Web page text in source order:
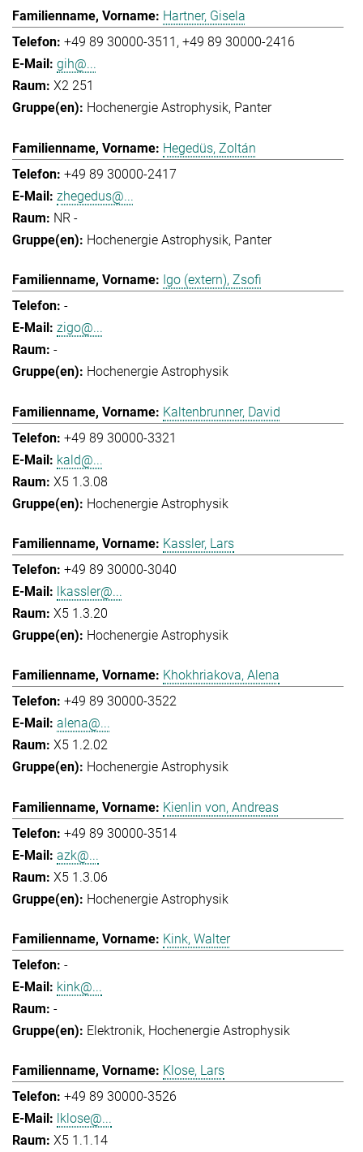
Hartner, Gisela
+49 89 30000-3511 +49 89 30000-2416
gih@...
X2 251
Hochenergie Astrophysik Panter
Hegedüs, Zoltán
+49 89 30000-2417
zhegedus@...
NR -
Hochenergie Astrophysik Panter
Igo (extern), Zsofi
-
zigo@...
-
Hochenergie Astrophysik
Kaltenbrunner, David
+49 89 30000-3321
kald@...
X5 1.3.08
Hochenergie Astrophysik
Kassler, Lars
+49 89 30000-3040
lkassler@...
X5 1.3.20
Hochenergie Astrophysik
Khokhriakova, Alena
+49 89 30000-3522
alena@...
X5 1.2.02
Hochenergie Astrophysik
Kienlin von, Andreas
+49 89 30000-3514
azk@...
X5 1.3.06
Hochenergie Astrophysik
Kink, Walter
-
kink@...
-
Elektronik Hochenergie Astrophysik
Klose, Lars
+49 89 30000-3526
lklose@...
X5 1.1.14